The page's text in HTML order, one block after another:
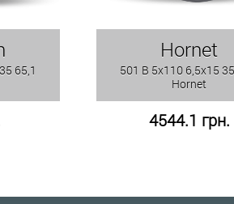
65,1
Hornet
501 B 5x110 6,5x15
Hornet
4544.1 грн.